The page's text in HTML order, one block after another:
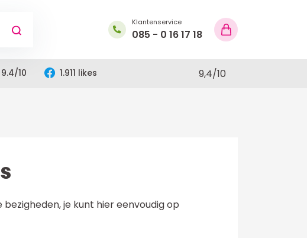
Klantenservice
085 - 0 16 17 18
10 1.911 likes 9,4/10
je kunt hier eenvoudig op